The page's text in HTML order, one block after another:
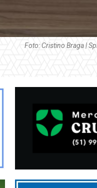
Foto: Cristino Braga |